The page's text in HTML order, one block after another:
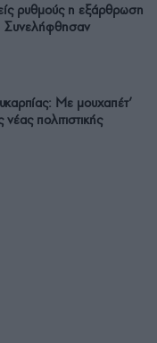
ρυθμούς η εξάρθρωση
Συνελήφθησαν
Με μουχαπέτ’
πολιτιστικής